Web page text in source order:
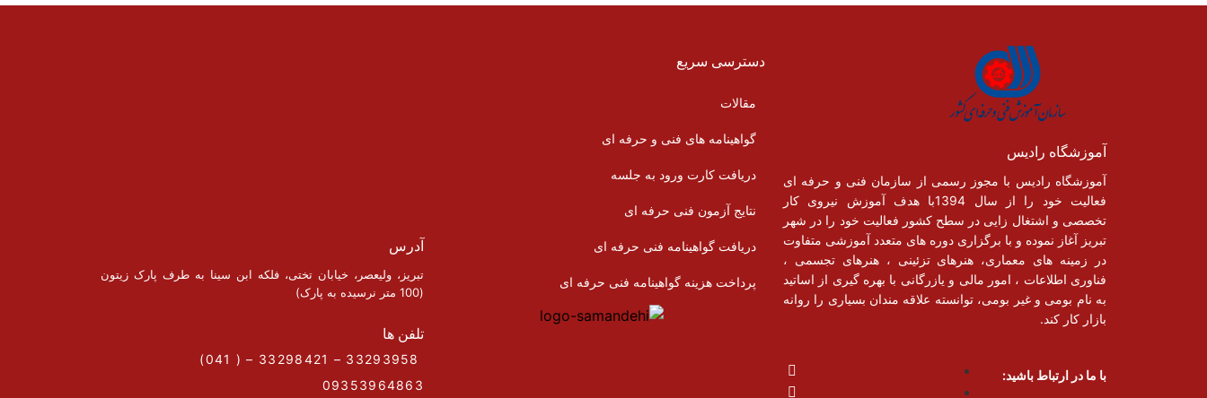
آموزشگاه رادیس
آموزشگاه رادیس با مجوز رسمی از سازمان فنی و حرفه ای
فعالیت خود را از سال 1394با هدف آموزش نیروی کار
تخصصی و اشتغال زایی در سطح کشور فعالیت خود را در شهر
تبریز آغاز نموده و با برگزاری دوره های متعدد آموزشی متفاوت
در زمینه های معماری، هنرهای تزئینی ، هنرهای تجسمی ،
فناوری اطلاعات ، امور مالی و یازرگانی با بهره گیری از اساتید
به نام بومی و غیر بومی، توانسته علاقه مندان بسیاری را روانه
بازار کار کند.
با ما در ارتباط باشید:
دسترسی سریع
مقالات
گواهینامه های فنی و حرفه ای
دریافت کارت ورود به جلسه
نتایج آزمون فنی حرفه ای
دریافت گواهینامه فنی حرفه ای
پرداخت هزینه گواهینامه فنی حرفه ای
آدرس
تبریز، ولیعصر، خیابان تختی، فلکه ابن سینا به طرف پارک زیتون
(100 متر نرسیده به پارک)
تلفن ها
09353964863